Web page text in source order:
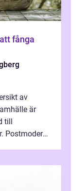
fånga
av
är
till
Postmodern